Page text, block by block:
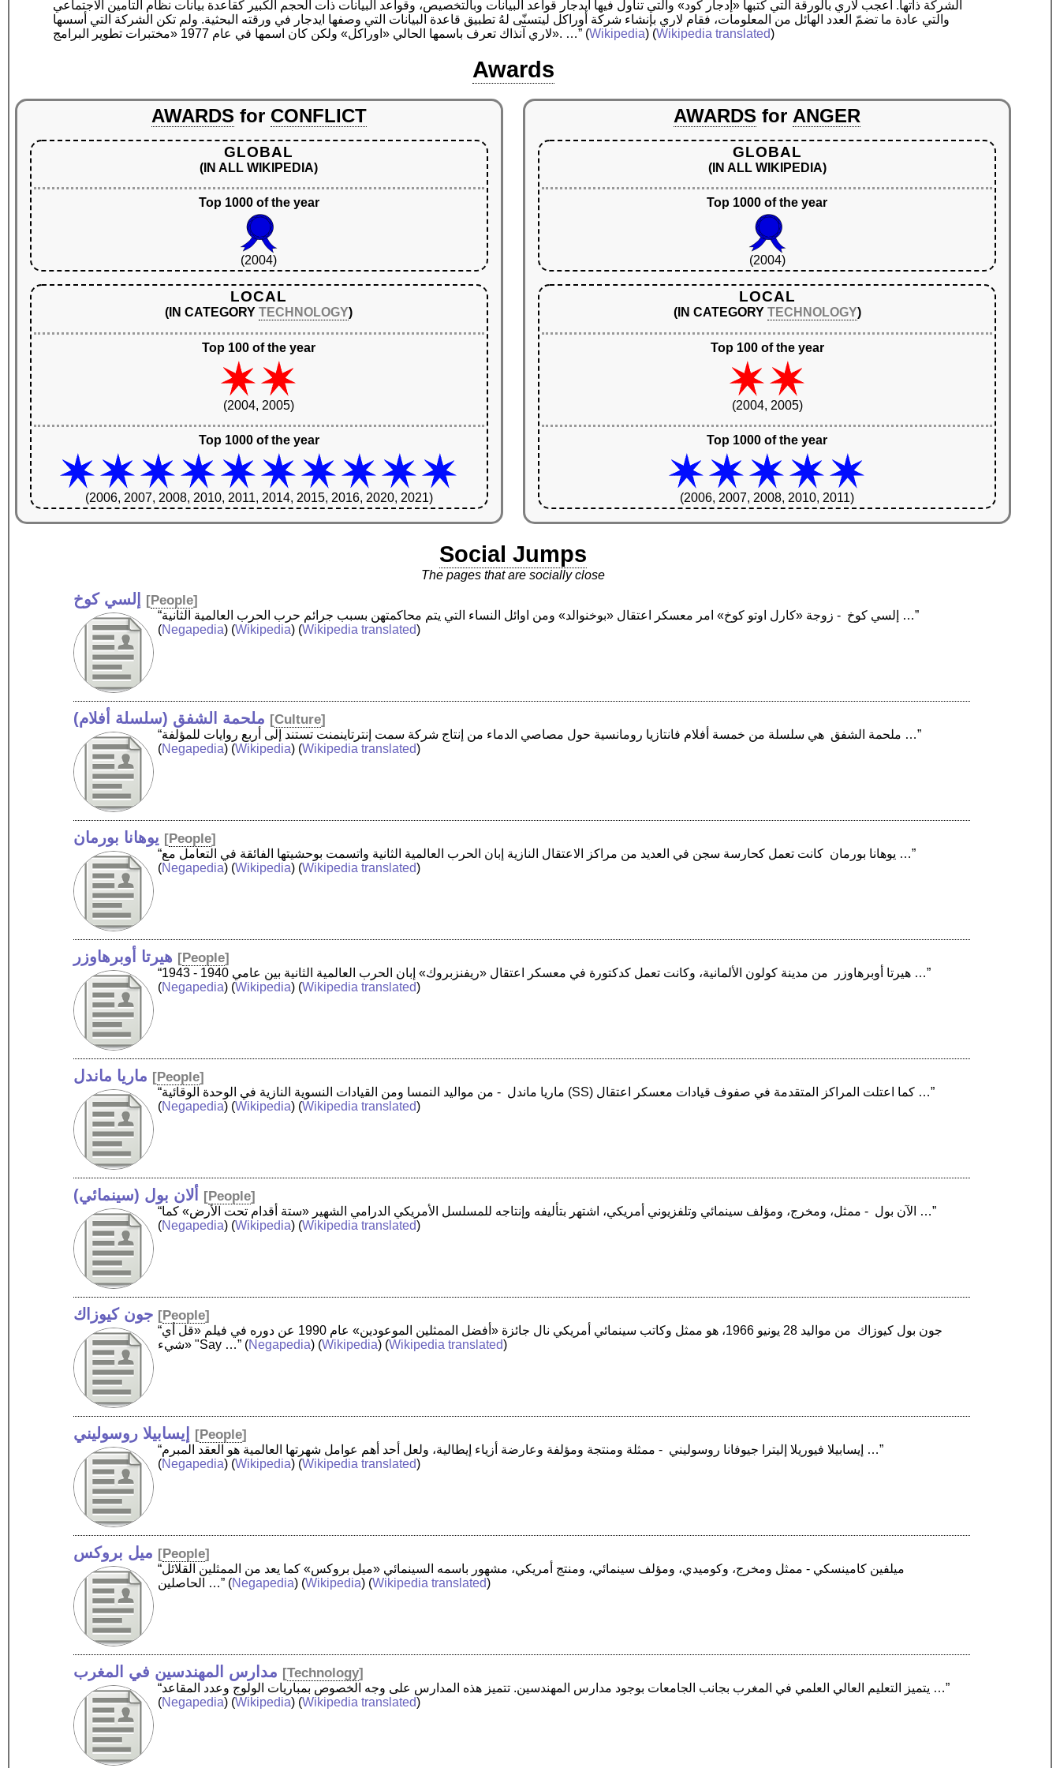
الشركة ذاتها. أعجب لاري بالورقة التي كتبها «إدجار كود» والتي تناول فيها ايدجار قواعد البيانات وبالتخصيص، وقواعد البيانات ذات الحجم الكبير كقاعدة بيانات نظام التأمين الاجتماعي
والتي عادة ما تضمّ العدد الهائل من المعلومات، فقام لاري بإنشاء شركة أوراكل ليتسنّى لهُ تطبيق قاعدة البيانات التي وصفها ايدجار في ورقته البحثية. ولم تكن الشركة التي أسسها
لاري آنذاك تعرف باسمها الحالي «اوراكل» ولكن كان اسمها في عام 1977 «مختبرات تطوير البرامج». …” (Wikipedia) (Wikipedia translated)
Awards
AWARDS for CONFLICT
GLOBAL
(IN ALL WIKIPEDIA)
Top 1000 of the year
(2004)
LOCAL
(IN CATEGORYTECHNOLOGY)
Top 100 of the year
(2004, 2005)
Top 1000 of the year
(2006, 2007, 2008, 2010, 2011, 2014, 2015, 2016, 2020, 2021)
AWARDS for ANGER
GLOBAL
(IN ALL WIKIPEDIA)
Top 1000 of the year
(2004)
LOCAL
(IN CATEGORY TECHNOLOGY)
Top 100 of the year
(2004, 2005)
Top 1000 of the year
(2006, 2007, 2008, 2010, 2011)
Social Jumps
The pages that are socially close
إلسي كوخ [People]
“إلسي كوخ ‏ - زوجة «كارل اوتو كوخ» امر معسكر اعتقال «بوخنوالد» ومن اوائل النساء التي يتم محاكمتهن بسبب جرائم حرب الحرب العالمية الثانية …”
(Negapedia) (Wikipedia) (Wikipedia translated)
ملحمة الشفق (سلسلة أفلام) [Culture]
“ملحمة الشفق ‏ هي سلسلة من خمسة أفلام فانتازيا رومانسية حول مصاصي الدماء من إنتاج شركة سمت إنترتاينمنت تستند إلى أربع روايات للمؤلفة …”
(Negapedia) (Wikipedia) (Wikipedia translated)
يوهانا بورمان [People]
“يوهانا بورمان ‏ كانت تعمل كحارسة سجن في العديد من مراكز الاعتقال النازية إبان الحرب العالمية الثانية واتسمت بوحشيتها الفائقة في التعامل مع …”
(Negapedia) (Wikipedia) (Wikipedia translated)
هيرتا أوبرهاوزر [People]
“هيرتا أوبرهاوزر ‏ من مدينة كولون الألمانية، وكانت تعمل كدكتورة في معسكر اعتقال «ريفنزبروك» إبان الحرب العالمية الثانية بين عامي 1940 - 1943 …”
(Negapedia) (Wikipedia) (Wikipedia translated)
ماريا ماندل [People]
“ماريا ماندل ‏ - من مواليد النمسا ومن القيادات النسوية النازية في الوحدة الوقائية (SS) كما اعتلت المراكز المتقدمة في صفوف قيادات معسكر اعتقال …”
(Negapedia) (Wikipedia) (Wikipedia translated)
ألان بول (سينمائي) [People]
“الآن بول ‏ - ممثل، ومخرج، ومؤلف سينمائي وتلفزيوني أمريكي، اشتهر بتأليفه وإنتاجه للمسلسل الأمريكي الدرامي الشهير «ستة أقدام تحت الأرض» كما …”
(Negapedia) (Wikipedia) (Wikipedia translated)
جون كيوزاك [People]
“جون بول كيوزاك ‏ من مواليد 28 يونيو 1966، هو ممثل وكاتب سينمائي أمريكي نال جائزة «أفضل الممثلين الموعودين» عام 1990 عن دوره في فيلم «قل أي
شيء» "Say …” (Negapedia) (Wikipedia) (Wikipedia translated)
إيسابيلا روسوليني [People]
“إيسابيلا فيوريلا إليترا جيوفانا روسوليني ‏ - ممثلة ومنتجة ومؤلفة وعارضة أزياء إيطالية، ولعل أحد أهم عوامل شهرتها العالمية هو العقد المبرم …”
(Negapedia) (Wikipedia) (Wikipedia translated)
ميل بروكس [People]
“ميلفين كامينسكي - ممثل ومخرج، وكوميدي، ومؤلف سينمائي، ومنتج أمريكي، مشهور باسمه السينمائي «ميل بروكس» كما يعد من الممثلين القلائل
الحاصلين …” (Negapedia) (Wikipedia) (Wikipedia translated)
مدارس المهندسين في المغرب [Technology]
“يتميز التعليم العالي العلمي في المغرب بجانب الجامعات بوجود مدارس المهندسين. تتميز هذه المدارس على وجه الخصوص بمباريات الولوج وعدد المقاعد …”
(Negapedia) (Wikipedia) (Wikipedia translated)